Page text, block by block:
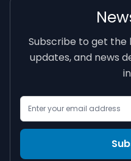
Subscribe to get
updates, and news